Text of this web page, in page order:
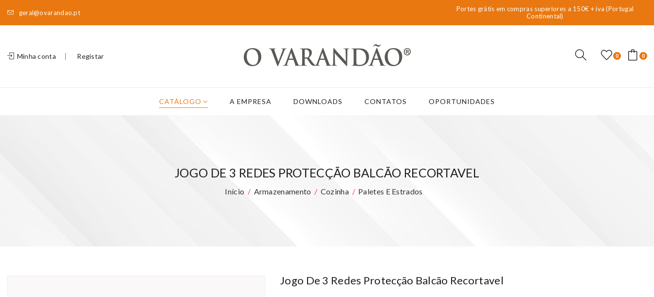
geral@ovarandao.pt
Portes grátis em compras superiores a 150€ + iva (Portugal
Continental)
Minha conta Registar 0 0
CATÁLOGO A EMPRESA DOWNLOADS CONTATOS OPORTUNIDADES
JOGO DE 3 REDES PROTECÇÃO BALCÃO RECORTAVEL
Início Armazenamento Cozinha Paletes E Estrados
Jogo De 3 Redes Protecção Balcão Recortavel